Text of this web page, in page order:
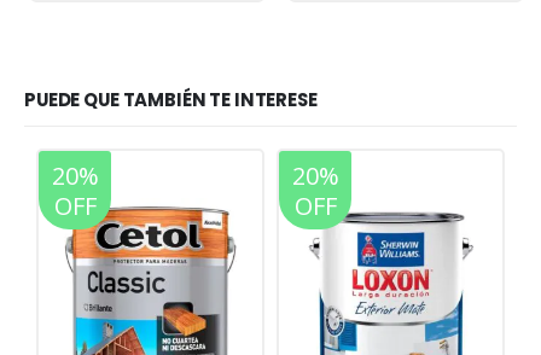
PUEDE QUE TAMBIÉN TE INTERESE
20%
OFF
40%
OFF
20%
OFF
40%
OFF